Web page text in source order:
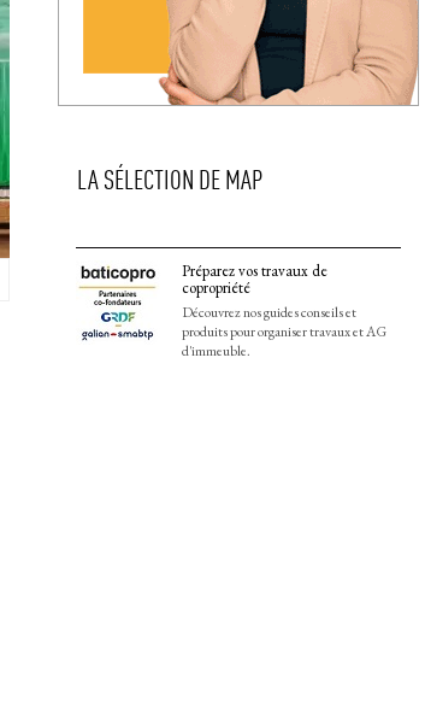
LA SÉLECTION DE MAP
Préparez vos travaux de
copropriété
Découvrez nos guides conseils et
produits pour organiser travaux et AG
d'immeuble.